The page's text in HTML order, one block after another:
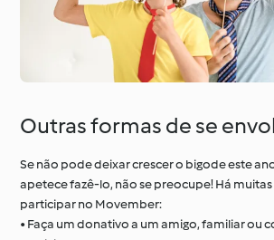
Outras formas de se
Se não pode deixar crescer o bigode este
apetece fazê-lo, não se preocupe! Há
participar no Movember:
• Faça um donativo a um amigo, familiar ou